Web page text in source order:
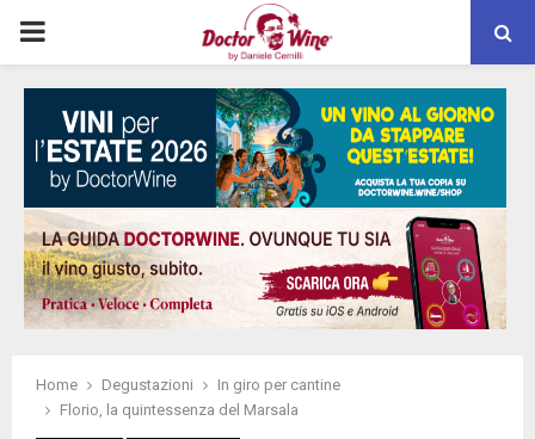
PRIMARY
MENU
Home Degustazioni
In giro per cantine
Florio, la quintessenza del Marsala